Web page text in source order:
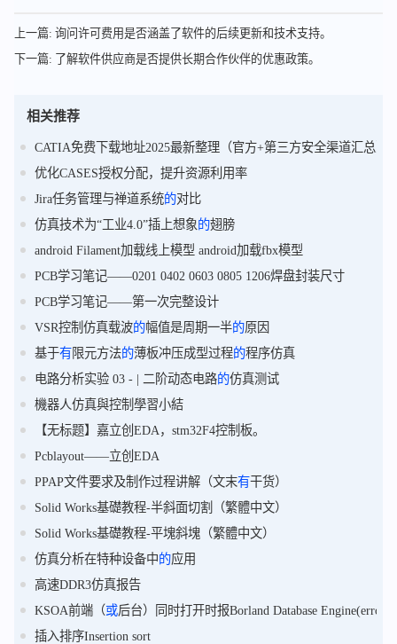
上一篇: 询问许可费用是否涵盖了软件的后续更新和技术支持。
下一篇: 了解软件供应商是否提供长期合作伙伴的优惠政策。
相关推荐
CATIA免费下载地址2025最新整理（官方+第三方安全渠道汇总）
优化CASES授权分配，提升资源利用率
Jira任务管理与禅道系统的对比
仿真技术为“工业4.0”插上想象的翅膀
android Filament加载线上模型 android加载fbx模型
PCB学习笔记——0201 0402 0603 0805 1206焊盘封装尺寸
PCB学习笔记——第一次完整设计
VSR控制仿真载波的幅值是周期一半的原因
基于有限元方法的薄板冲压成型过程的程序仿真
电路分析实验 03 - | 二阶动态电路的仿真测试
機器人仿真與控制學習小結
【无标题】嘉立创EDA，stm32F4控制板。
Pcblayout——立创EDA
PPAP文件要求及制作过程讲解（文末有干货）
Solid Works基礎教程-半斜面切割（繁體中文）
Solid Works基礎教程-平塊斜塊（繁體中文）
仿真分析在特种设备中的应用
高速DDR3仿真报告
KSOA前端（或后台）同时打开时报Borland Database Engine(error
插入排序Insertion sort